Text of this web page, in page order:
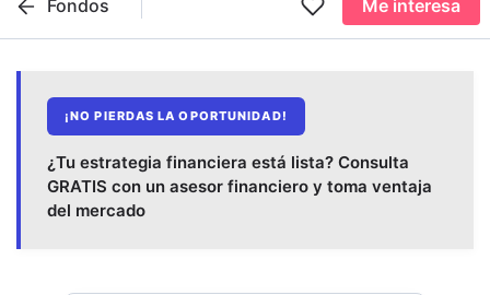
Fondos Me interesa
¡NO PIERDAS LA OPORTUNIDAD!
¿Tu estrategia financiera está lista? Consulta
GRATIS con un asesor financiero y toma ventaja
del mercado